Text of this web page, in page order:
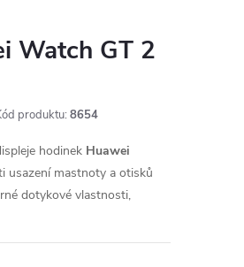
Watch GT 2
produktu: 8654
hodinek Huawei
usazení mastnoty a otisků
dotykové vlastnosti,